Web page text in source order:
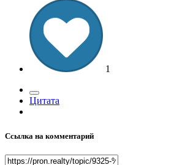
1
Цитата
Ссылка на комментарий